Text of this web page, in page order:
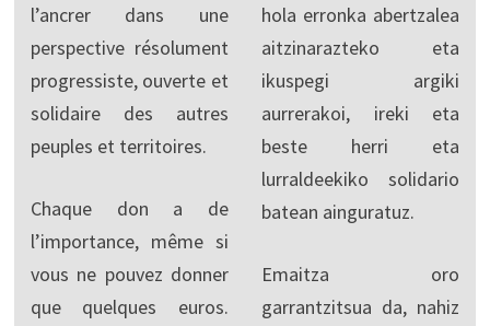
l’ancrer dans une
perspective résolument
progressiste, ouverte et
solidaire des autres
peuples et territoires.
Chaque don a de
l’importance, même si
vous ne pouvez donner
que quelques euros.
hola erronka abertzalea
aitzinarazteko eta
ikuspegi argiki
aurrerakoi, ireki eta
beste herri eta
lurraldeekiko solidario
batean ainguratuz.
Emaitza oro
garrantzitsua da, nahiz